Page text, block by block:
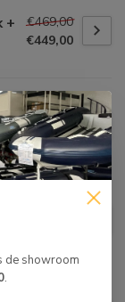
+
€469,00
€449,00
€19,99
de showroom
.